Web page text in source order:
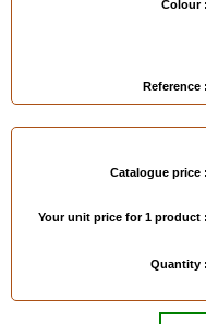
(To see the various shades, click
: Tube 25 ml, Glass
EAN :
Colour :
Reference :
Catalogue price :
Your unit price for 1 product :
Quantity :